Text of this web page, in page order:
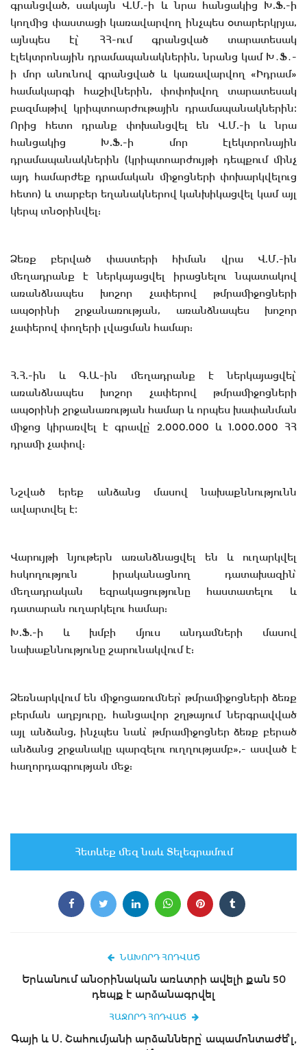
գրանցված, սակայն Վ.Մ.-ի և նրա հանցակից Խ.Ֆ.-ի
կողմից փաստացի կառավարվող ինչպես օտարերկրյա,
այնպես էլ՝ ՀՀ-ում գրանցված տարատեսակ
էլեկտրոնային դրամապանակներին, նրանց կամ Խ․Ֆ․-
ի մոր անունով գրանցված և կառավարվող «Իդրամ»
համակարգի հաշիվներին, փոփոխվող տարատեսակ
բազմաթիվ կրիպտոարժութային դրամապանակներին։
Որից հետո դրանք փոխանցվել են Վ.Մ.-ի և նրա
հանցակից Խ.Ֆ.-ի մոր էլեկտրոնային
դրամապանակներին (կրիպտոարժույթի դեպքում մինչ
այդ համարժեք դրամական միջոցների փոխարկվելուց
հետո) և տարբեր եղանակներով կանխիկացվել կամ այլ
կերպ տնօրինվել:
Ձեռք բերված փաստերի հիման վրա Վ.Մ.-ին
մեղադրանք է ներկայացվել իրացնելու նպատակով
առանձնապես խոշոր չափերով թմրամիջոցների
ապօրինի շրջանառության, առանձնապես խոշոր
չափերով փողերի լվացման համար:
Հ.Հ.-ին և Գ.Ա.-ին մեղադրանք է ներկայացվել՝
առանձնապես խոշոր չափերով թմրամիջոցների
ապօրինի շրջանառության համար և որպես խափանման
միջոց կիրառվել է գրավը՝ 2.000.000 և 1.000.000 ՀՀ
դրամի չափով:
Նշված երեք անձանց մասով նախաքննությունն
ավարտվել է։
Վարույթի նյութերն առանձնացվել են և ուղարկվել
հսկողություն իրականացնող դատախազին՝
մեղադրական եզրակացությունը հաստատելու և
դատարան ուղարկելու համար:
Խ.Ֆ.-ի և խմբի մյուս անդամների մասով
նախաքննությունը շարունակվում է:
Ձեռնարկվում են միջոցառումներ՝ թմրամիջոցների ձեռք
բերման աղբյուրը, հանցավոր շղթայում ներգրավված
այլ անձանց, ինչպես նաև՝ թմրամիջոցներ ձեռք բերած
անձանց շրջանակը պարզելու ուղղությամբ»,- ասված է
հաղորդագրության մեջ:
Հետևեք մեզ նաև Տելեգրամում
ՆԱԽՈՐԴ ՀՈԴՎԱԾ
Երևանում անօրինական առևտրի ավելի քան 50
դեպք է արձանագրվել
ՀԱՋՈՐԴ ՀՈԴՎԱԾ
Գայի և Ս. Շահումյանի արձանները՝ ապամոնտաժե՞լ,